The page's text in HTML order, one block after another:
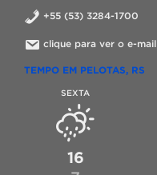
+55 (53) 3284-1700
clique para ver o e-mail
TEMPO EM PELOTAS, RS
SEXTA
16